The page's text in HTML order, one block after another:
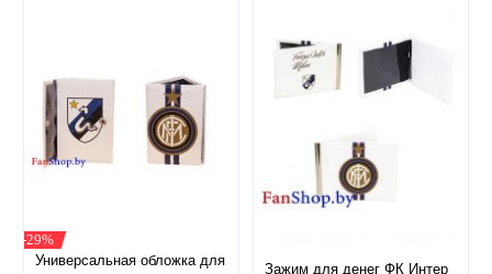
-29%
Универсальная обложка для
Зажим для денег ФК Интер